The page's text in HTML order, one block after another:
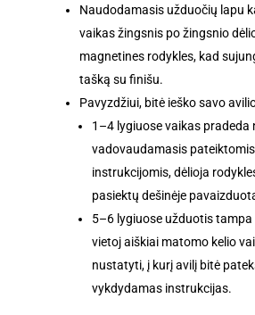
Naudodamasis užduočių lapu
vaikas žingsnis po žingsnio
magnetines rodykles, kad
tašką su finišu.
Pavyzdžiui, bitė ieško savo
1–4 lygiuose vaikas pradeda
vadovaudamasis pateiktomis
instrukcijomis, dėlioja
pasiektų dešinėje
5–6 lygiuose užduotis tampa
vietoj aiškiai matomo kelio
nustatyti, į kurį avilį bitė
vykdydamas instrukcijas.